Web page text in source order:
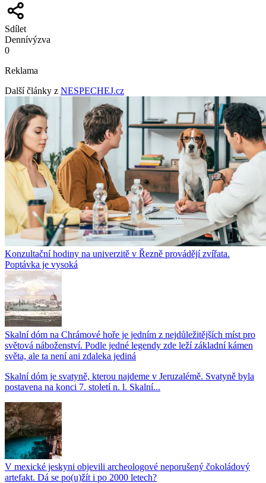
Sdílet
Dennívýzva
0
Reklama
Další články z NESPECHEJ.cz
Konzultační hodiny na univerzitě v Řezně provádějí zvířata.
Poptávka je vysoká
Skalní dóm na Chrámové hoře je jedním z nejdůležitějších míst pro
světová náboženství. Podle jedné legendy zde leží základní kámen
světa, ale ta není ani zdaleka jediná
Skalní dóm je svatyně, kterou najdeme v Jeruzalémě. Svatyně byla
postavena na konci 7. století n. l. Skalní...
V mexické jeskyni objevili archeologové neporušený čokoládový
artefakt. Dá se po(u)žít i po 2000 letech?